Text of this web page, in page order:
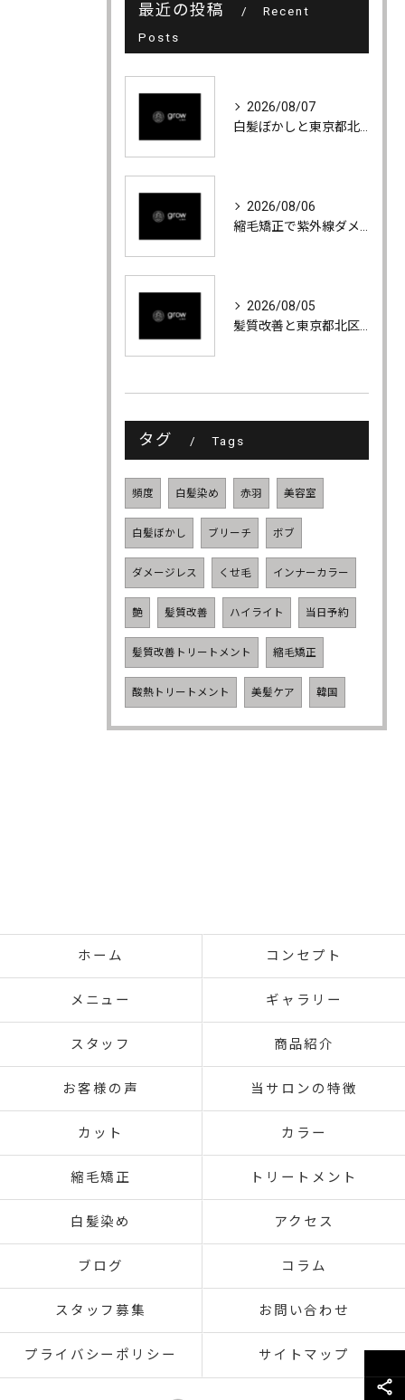
最近の投稿
Recent
Posts
2026/08/07
2026/08/06
2026/08/05
タグ Tags
頻度 白髪染め 赤羽 美容室
白髪ぼかし ブリーチ ボブ
ダメージレス くせ毛 インナーカラー
艶 髪質改善 ハイライト 当日予約
髪質改善トリートメント 縮毛矯正
酸熱トリートメント 美髪ケア 韓国
ホーム コンセプト
メニュー ギャラリー
スタッフ 商品紹介
お客様の声 当サロンの特徴
カット カラー
縮毛矯正 トリートメント
白髪染め アクセス
ブログ コラム
スタッフ募集 お問い合わせ
プライバシーポリシー サイトマップ